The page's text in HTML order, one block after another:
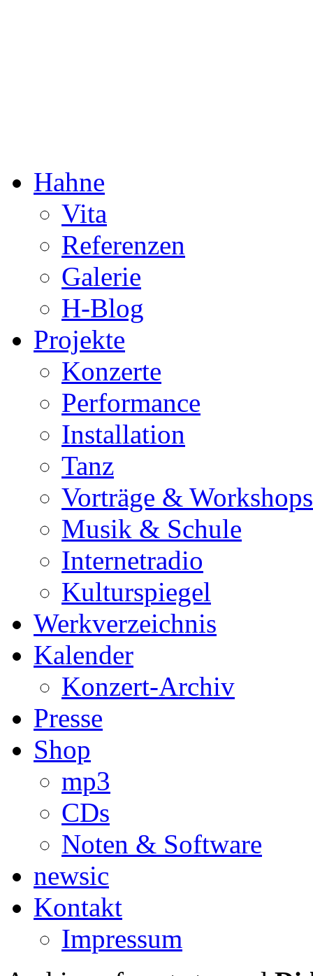
Hahne
Vita
Referenzen
Galerie
H-Blog
Projekte
Konzerte
Performance
Installation
Tanz
Vorträge & Workshops
Musik & Schule
Internetradio
Kulturspiegel
Werkverzeichnis
Kalender
Konzert-Archiv
Presse
Shop
mp3
CDs
Noten & Software
newsic
Kontakt
Impressum